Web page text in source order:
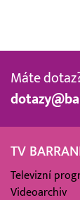
Máte
TV
Televizní
Videoarchiv